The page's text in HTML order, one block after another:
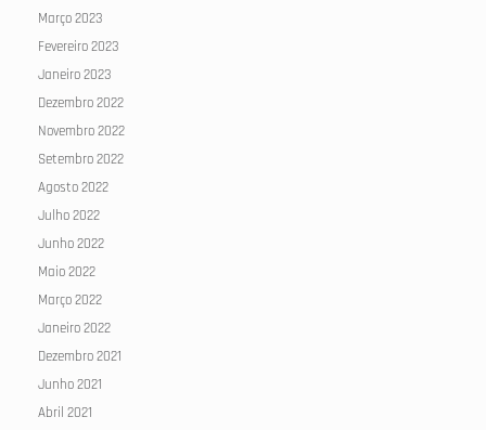
Março 2023
Fevereiro 2023
Janeiro 2023
Dezembro 2022
Novembro 2022
Setembro 2022
Agosto 2022
Julho 2022
Junho 2022
Maio 2022
Março 2022
Janeiro 2022
Dezembro 2021
Junho 2021
Abril 2021